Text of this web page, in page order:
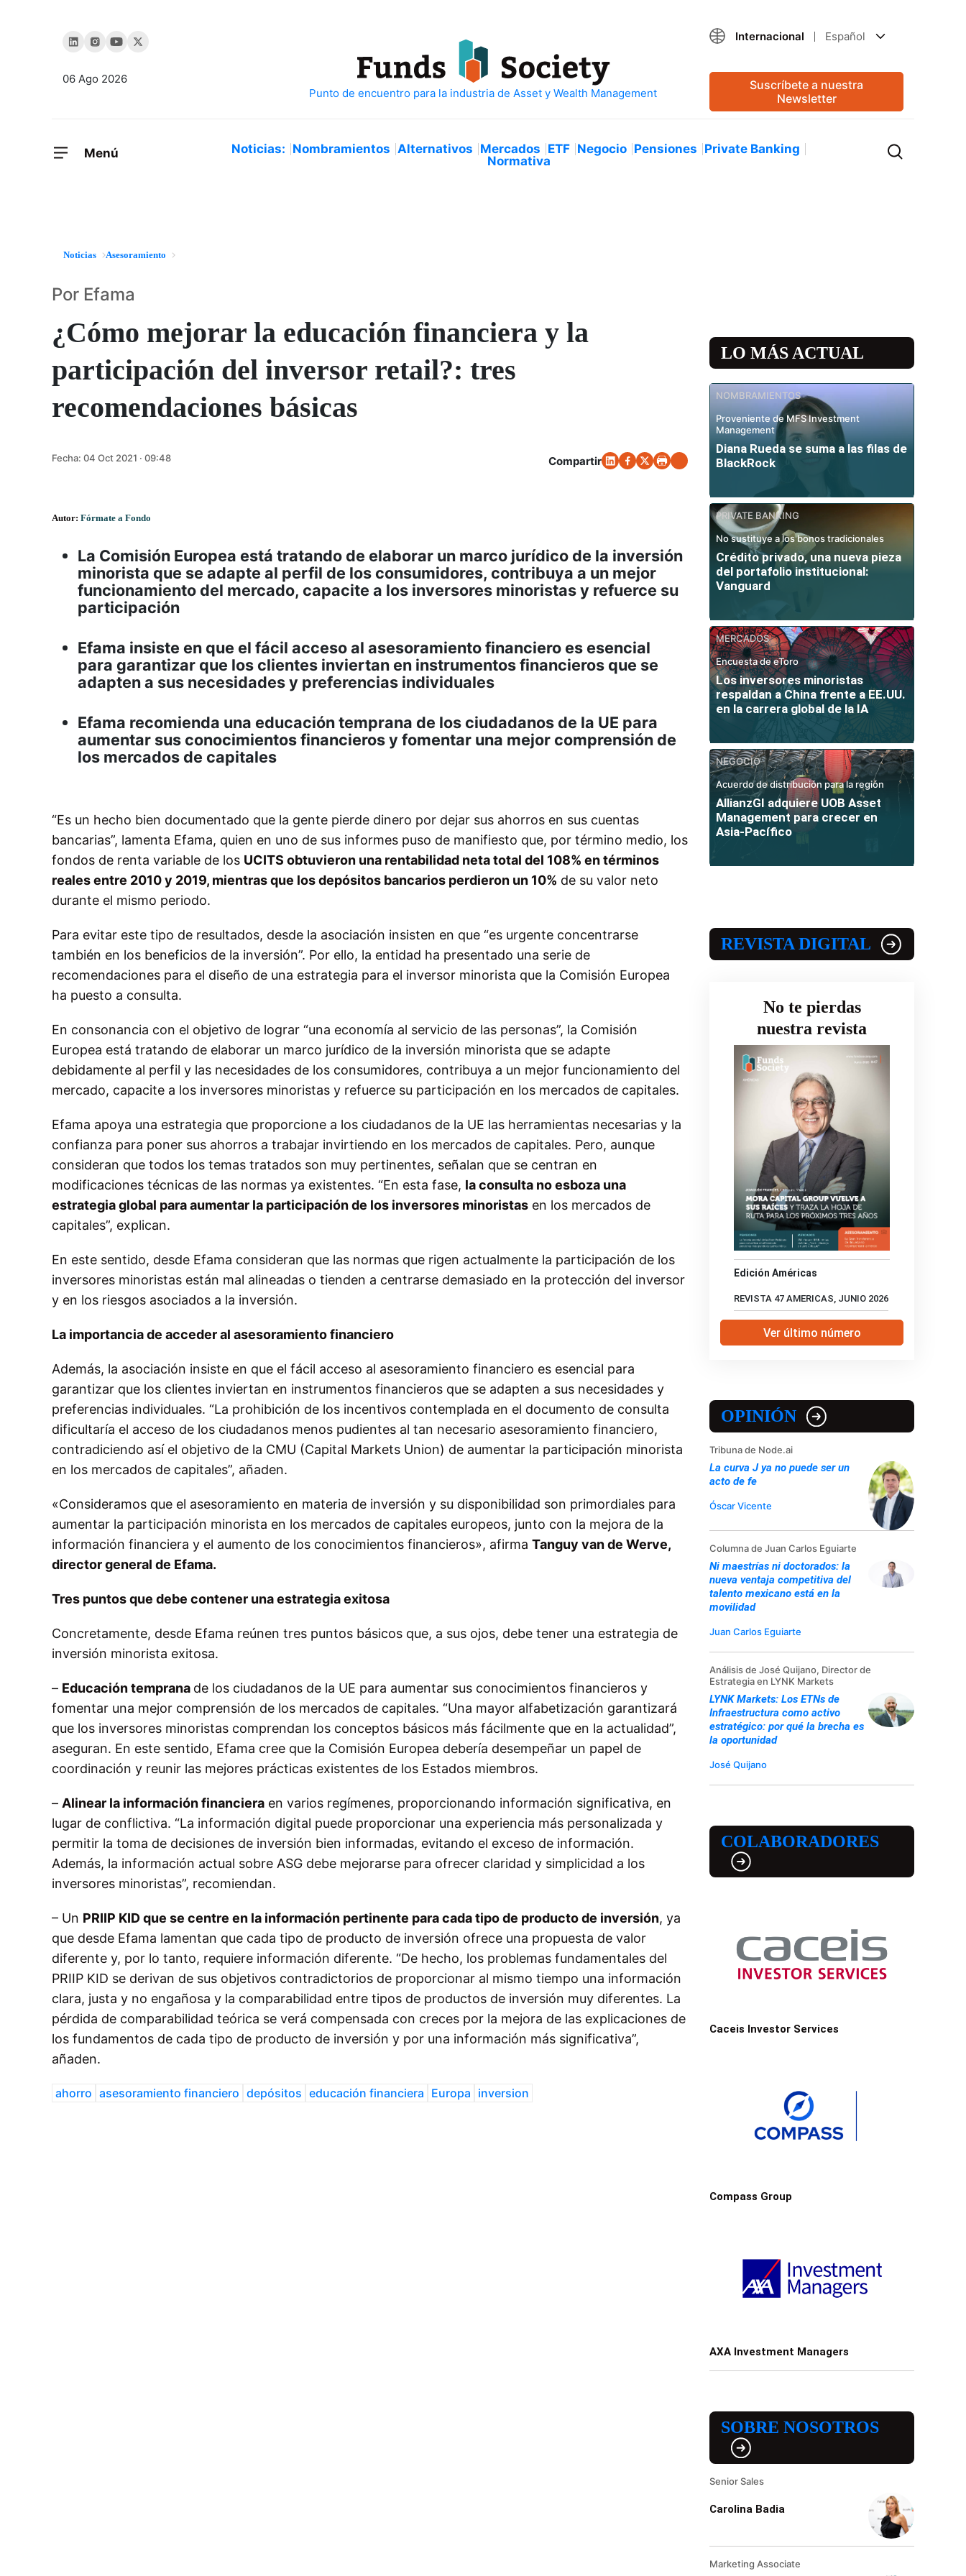
06 Ago 2026
Internacional Español
Suscríbete a nuestra
Newsletter
Menú Noticias: Nombramientos Alternativos Mercados ETF Negocio Pensiones Private Banking
Normativa
Noticias Asesoramiento
¿Cómo mejorar la educación financiera y la
participación del inversor retail?: tres
recomendaciones básicas
Por Efama
Fecha: 04 Oct 2021 · 09:48 Compartir
Autor: Fórmate a Fondo
La Comisión Europea está tratando de elaborar un marco jurídico de la inversión
minorista que se adapte al perfil de los consumidores, contribuya a un mejor
funcionamiento del mercado, capacite a los inversores minoristas y refuerce su
participación
Efama insiste en que el fácil acceso al asesoramiento financiero es esencial
para garantizar que los clientes inviertan en instrumentos financieros que se
adapten a sus necesidades y preferencias individuales
Efama recomienda una educación temprana de los ciudadanos de la UE para
aumentar sus conocimientos financieros y fomentar una mejor comprensión de
los mercados de capitales
“Es un hecho bien documentado que la gente pierde dinero por dejar sus ahorros en sus cuentas
bancarias”, lamenta Efama, quien en uno de sus informes puso de manifiesto que, por término medio, los
fondos de renta variable de los UCITS obtuvieron una rentabilidad neta total del 108% en términos
reales entre 2010 y 2019, mientras que los depósitos bancarios perdieron un 10% de su valor neto
durante el mismo periodo.
Para evitar este tipo de resultados, desde la asociación insisten en que “es urgente concentrarse
también en los beneficios de la inversión”. Por ello, la entidad ha presentado una serie de
recomendaciones para el diseño de una estrategia para el inversor minorista que la Comisión Europea
ha puesto a consulta.
En consonancia con el objetivo de lograr “una economía al servicio de las personas”, la Comisión
Europea está tratando de elaborar un marco jurídico de la inversión minorista que se adapte
debidamente al perfil y las necesidades de los consumidores, contribuya a un mejor funcionamiento del
mercado, capacite a los inversores minoristas y refuerce su participación en los mercados de capitales.
Efama apoya una estrategia que proporcione a los ciudadanos de la UE las herramientas necesarias y la
confianza para poner sus ahorros a trabajar invirtiendo en los mercados de capitales. Pero, aunque
consideran que todos los temas tratados son muy pertinentes, señalan que se centran en
modificaciones técnicas de las normas ya existentes. “En esta fase, la consulta no esboza una
estrategia global para aumentar la participación de los inversores minoristas en los mercados de
capitales”, explican.
En este sentido, desde Efama consideran que las normas que rigen actualmente la participación de los
inversores minoristas están mal alineadas o tienden a centrarse demasiado en la protección del inversor
y en los riesgos asociados a la inversión.
La importancia de acceder al asesoramiento financiero
Además, la asociación insiste en que el fácil acceso al asesoramiento financiero es esencial para
garantizar que los clientes inviertan en instrumentos financieros que se adapten a sus necesidades y
preferencias individuales. “La prohibición de los incentivos contemplada en el documento de consulta
dificultaría el acceso de los ciudadanos menos pudientes al tan necesario asesoramiento financiero,
contradiciendo así el objetivo de la CMU (Capital Markets Union) de aumentar la participación minorista
en los mercados de capitales”, añaden.
«Consideramos que el asesoramiento en materia de inversión y su disponibilidad son primordiales para
aumentar la participación minorista en los mercados de capitales europeos, junto con la mejora de la
información financiera y el aumento de los conocimientos financieros», afirma Tanguy van de Werve,
director general de Efama.
Tres puntos que debe contener una estrategia exitosa
Concretamente, desde Efama reúnen tres puntos básicos que, a sus ojos, debe tener una estrategia de
inversión minorista exitosa.
– Educación temprana de los ciudadanos de la UE para aumentar sus conocimientos financieros y
fomentar una mejor comprensión de los mercados de capitales. “Una mayor alfabetización garantizará
que los inversores minoristas comprendan los conceptos básicos más fácilmente que en la actualidad”,
aseguran. En este sentido, Efama cree que la Comisión Europea debería desempeñar un papel de
coordinación y reunir las mejores prácticas existentes de los Estados miembros.
– Alinear la información financiera en varios regímenes, proporcionando información significativa, en
lugar de conflictiva. “La información digital puede proporcionar una experiencia más personalizada y
permitir la toma de decisiones de inversión bien informadas, evitando el exceso de información.
Además, la información actual sobre ASG debe mejorarse para ofrecer claridad y simplicidad a los
inversores minoristas”, recomiendan.
– Un PRIIP KID que se centre en la información pertinente para cada tipo de producto de inversión, ya
que desde Efama lamentan que cada tipo de producto de inversión ofrece una propuesta de valor
diferente y, por lo tanto, requiere información diferente. “De hecho, los problemas fundamentales del
PRIIP KID se derivan de sus objetivos contradictorios de proporcionar al mismo tiempo una información
clara, justa y no engañosa y la comparabilidad entre tipos de productos de inversión muy diferentes. La
pérdida de comparabilidad teórica se verá compensada con creces por la mejora de las explicaciones de
los fundamentos de cada tipo de producto de inversión y por una información más significativa”,
añaden.
ahorro asesoramiento financiero depósitos educación financiera Europa inversion
LO MÁS ACTUAL
NOMBRAMIENTOS
Proveniente de MFS Investment
Management
Diana Rueda se suma a las filas de
BlackRock
PRIVATE BANKING
No sustituye a los bonos tradicionales
Crédito privado, una nueva pieza
del portafolio institucional:
Vanguard
MERCADOS
Encuesta de eToro
Los inversores minoristas
respaldan a China frente a EE.UU.
en la carrera global de la IA
NEGOCIO
Acuerdo de distribución para la región
AllianzGI adquiere UOB Asset
Management para crecer en
Asia-Pacífico
REVISTA DIGITAL
No te pierdas
nuestra revista
Edición Américas
REVISTA 47 AMERICAS, JUNIO 2026
Ver último número
OPINIÓN
Tribuna de Node.ai
La curva J ya no puede ser un
acto de fe
Óscar Vicente
Columna de Juan Carlos Eguiarte
Ni maestrías ni doctorados: la
nueva ventaja competitiva del
talento mexicano está en la
movilidad
Juan Carlos Eguiarte
Análisis de José Quijano, Director de
Estrategia en LYNK Markets
LYNK Markets: Los ETNs de
Infraestructura como activo
estratégico: por qué la brecha es
la oportunidad
José Quijano
COLABORADORES
Caceis Investor Services
Compass Group
AXA Investment Managers
SOBRE NOSOTROS
Senior Sales
Carolina Badia
Marketing Associate